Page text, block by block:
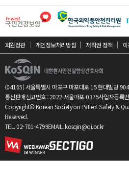
회원정관 개인정보처리방침 저작권 정책
(04165) 서울특별시 마포구 마포대로 15 현대빌딩
통신판매신고번호 : 2022-서울마포-0375사업자등록
Copyright© Korean Society on Patient Safety &
Reserved.
TEL.02-701-4799EMAIL.kosqin@qi.or.kr